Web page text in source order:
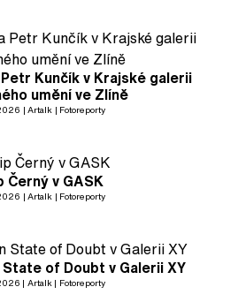
Kunčík v Krajské galerii
umění ve Zlíně
Artalk Fotoreporty
Černý v GASK
Artalk Fotoreporty
of Doubt v Galerii XY
Artalk Fotoreporty